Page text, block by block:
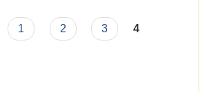
1 2 3 4